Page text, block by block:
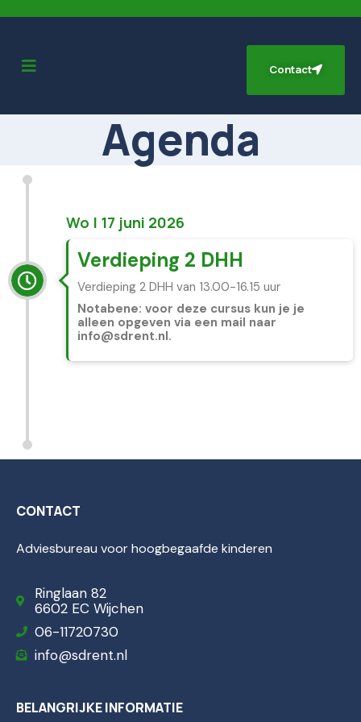
Contact
Agenda
Wo | 17 juni 2026
Verdieping 2 DHH
Verdieping 2 DHH van 13.00-16.15 uur
Notabene: voor deze cursus kun je je
alleen opgeven via een mail naar
info@sdrent.nl.
CONTACT
Adviesbureau voor hoogbegaafde kinderen
Ringlaan 82
6602 EC Wijchen
06-11720730
info@sdrent.nl
BELANGRIJKE INFORMATIE